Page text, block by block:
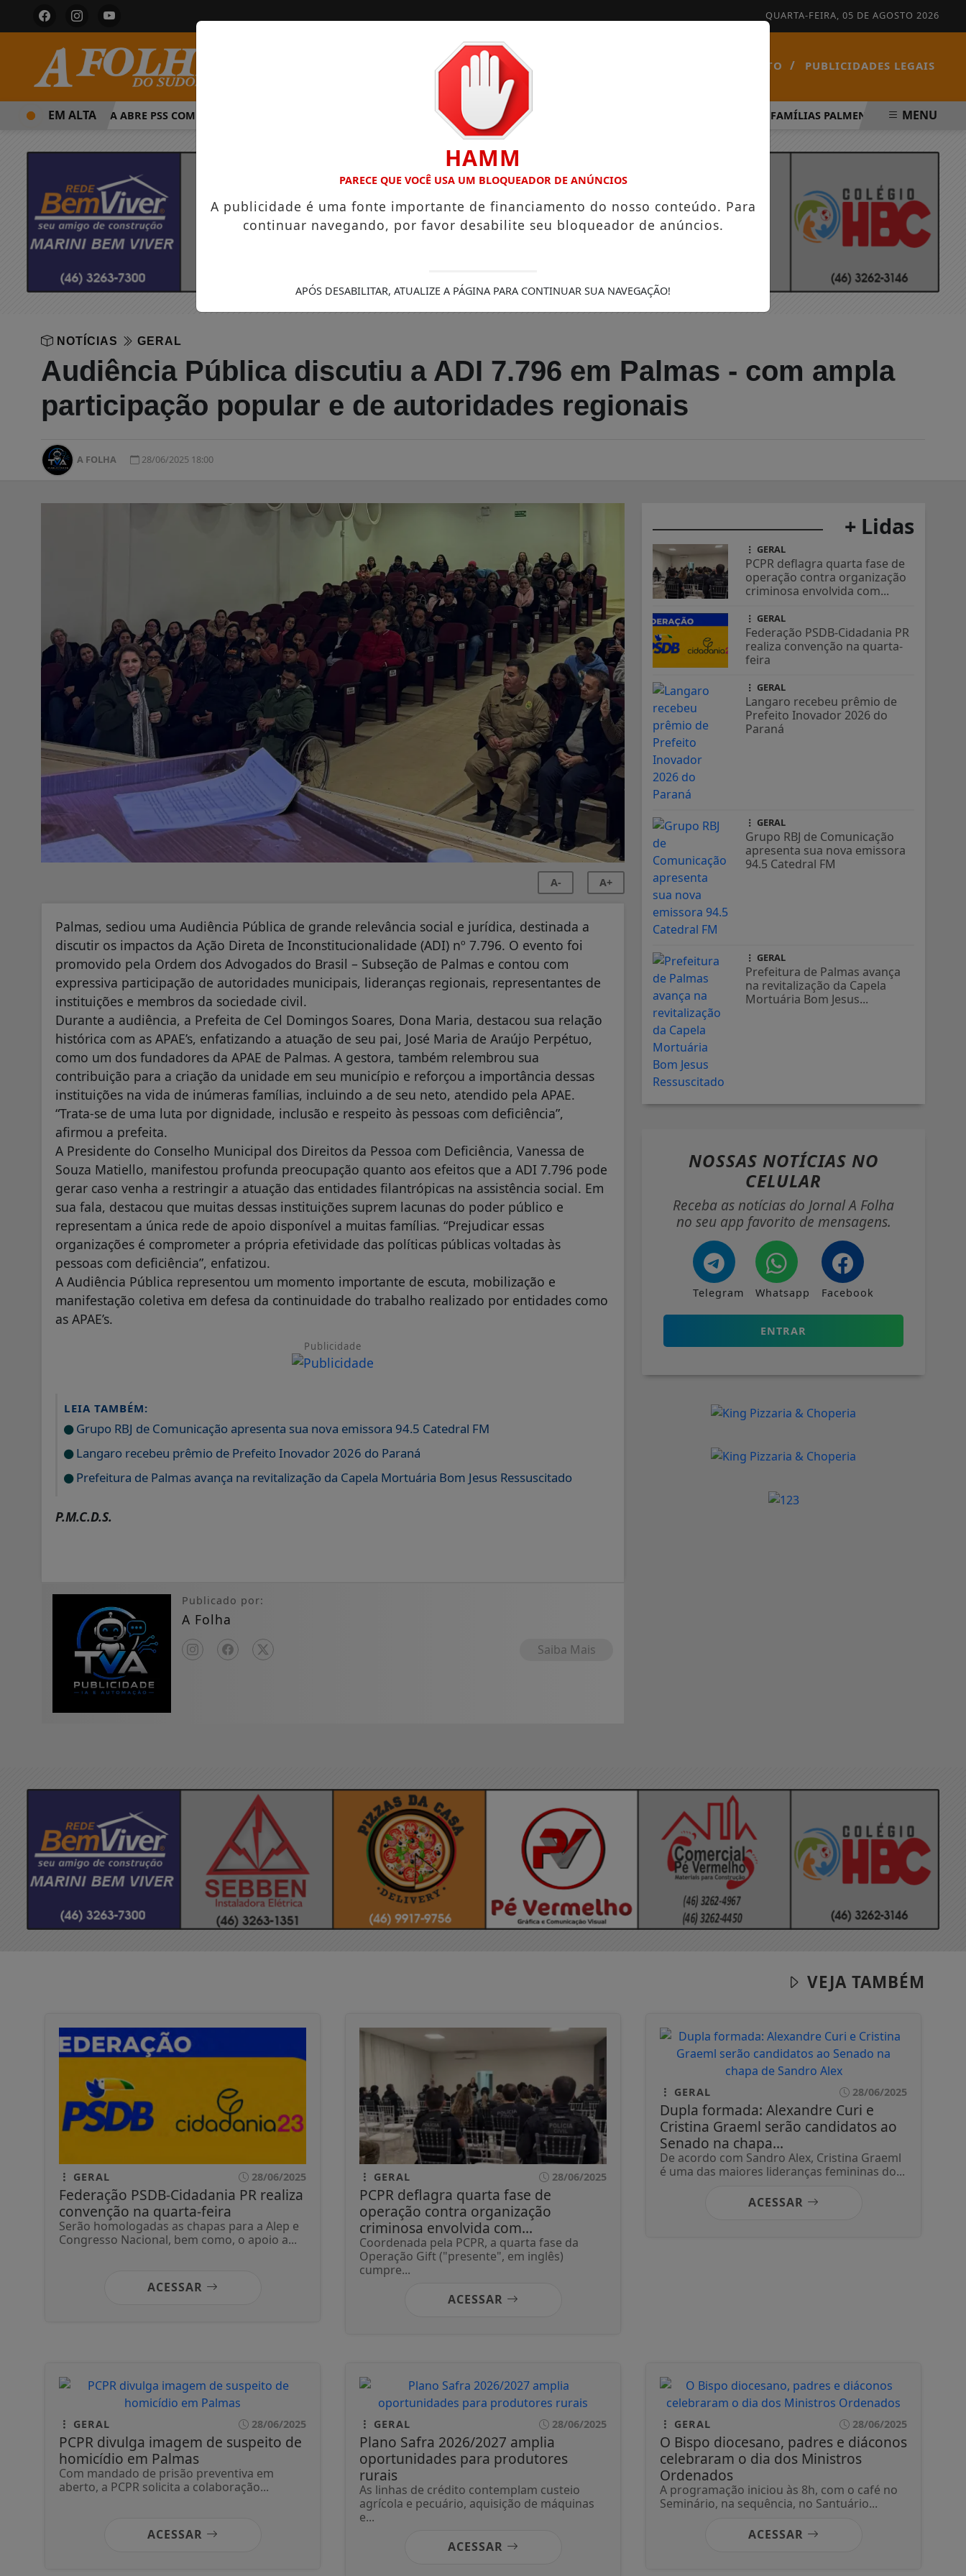
QUARTA-FEIRA, 05 DE AGOSTO 2026
INÍCIO CONTATO / PUBLICIDADES LEGAIS
PREFEITURA ABRE PSS COM VAGAS EM SEIS FUNÇÕES E SALÁRIOS QUE CHEGAM A R$ 3,8 MIL IGREJA DO DIVINO ESPÍRITO SANTO FAMÍLIAS PALMENSES FORAM
EM ALTA MENU
NOTÍCIAS GERAL
Audiência Pública discutiu a ADI 7.796 em Palmas - com ampla
participação popular e de autoridades regionais
A FOLHA 28/06/2025 18:00
A- A+
Palmas, sediou uma Audiência Pública de grande relevância social e jurídica, destinada a
discutir os impactos da Ação Direta de Inconstitucionalidade (ADI) nº 7.796. O evento foi
promovido pela Ordem dos Advogados do Brasil – Subseção de Palmas e contou com
expressiva participação de autoridades municipais, lideranças regionais, representantes de
instituições e membros da sociedade civil.
Durante a audiência, a Prefeita de Cel Domingos Soares, Dona Maria, destacou sua relação
histórica com as APAE’s, enfatizando a atuação de seu pai, José Maria de Araújo Perpétuo,
como um dos fundadores da APAE de Palmas. A gestora, também relembrou sua
contribuição para a criação da unidade em seu município e reforçou a importância dessas
instituições na vida de inúmeras famílias, incluindo a de seu neto, atendido pela APAE.
“Trata-se de uma luta por dignidade, inclusão e respeito às pessoas com deficiência”,
afirmou a prefeita.
A Presidente do Conselho Municipal dos Direitos da Pessoa com Deficiência, Vanessa de
Souza Matiello, manifestou profunda preocupação quanto aos efeitos que a ADI 7.796 pode
gerar caso venha a restringir a atuação das entidades filantrópicas na assistência social. Em
sua fala, destacou que muitas dessas instituições suprem lacunas do poder público e
representam a única rede de apoio disponível a muitas famílias. “Prejudicar essas
organizações é comprometer a própria efetividade das políticas públicas voltadas às
pessoas com deficiência”, enfatizou.
A Audiência Pública representou um momento importante de escuta, mobilização e
manifestação coletiva em defesa da continuidade do trabalho realizado por entidades como
as APAE’s.
Publicidade
LEIA TAMBÉM:
Grupo RBJ de Comunicação apresenta sua nova emissora 94.5 Catedral FM
Langaro recebeu prêmio de Prefeito Inovador 2026 do Paraná
Prefeitura de Palmas avança na revitalização da Capela Mortuária Bom Jesus Ressuscitado
P.M.C.D.S.
Publicado por:
A Folha
Saiba Mais
+ Lidas
GERAL
PCPR deflagra quarta fase de
operação contra organização
criminosa envolvida com...
GERAL
Federação PSDB-Cidadania PR
realiza convenção na quarta-
feira
GERAL
Langaro recebeu prêmio de
Prefeito Inovador 2026 do
Paraná
GERAL
Grupo RBJ de Comunicação
apresenta sua nova emissora
94.5 Catedral FM
GERAL
Prefeitura de Palmas avança
na revitalização da Capela
Mortuária Bom Jesus...
NOSSAS NOTÍCIAS NO
CELULAR
Receba as notícias do Jornal A Folha
no seu app favorito de mensagens.
Telegram Whatsapp Facebook
ENTRAR
VEJA TAMBÉM
GERAL 28/06/2025
Federação PSDB-Cidadania PR realiza
convenção na quarta-feira
Serão homologadas as chapas para a Alep e
Congresso Nacional, bem como, o apoio a...
ACESSAR
GERAL 28/06/2025
PCPR deflagra quarta fase de
operação contra organização
criminosa envolvida com...
Coordenada pela PCPR, a quarta fase da
Operação Gift ("presente", em inglês)
cumpre...
ACESSAR
GERAL 28/06/2025
Dupla formada: Alexandre Curi e
Cristina Graeml serão candidatos ao
Senado na chapa...
De acordo com Sandro Alex, Cristina Graeml
é uma das maiores lideranças femininas do...
ACESSAR
GERAL 28/06/2025
PCPR divulga imagem de suspeito de
homicídio em Palmas
Com mandado de prisão preventiva em
aberto, a PCPR solicita a colaboração...
ACESSAR
GERAL 28/06/2025
Plano Safra 2026/2027 amplia
oportunidades para produtores
rurais
As linhas de crédito contemplam custeio
agrícola e pecuário, aquisição de máquinas
e...
ACESSAR
GERAL 28/06/2025
O Bispo diocesano, padres e diáconos
celebraram o dia dos Ministros
Ordenados
A programação iniciou às 8h, com o café no
Seminário, na sequência, no Santuário...
ACESSAR
HAMM
PARECE QUE VOCÊ USA UM BLOQUEADOR DE ANÚNCIOS
A publicidade é uma fonte importante de financiamento do nosso conteúdo. Para
continuar navegando, por favor desabilite seu bloqueador de anúncios.
APÓS DESABILITAR, ATUALIZE A PÁGINA PARA CONTINUAR SUA NAVEGAÇÃO!